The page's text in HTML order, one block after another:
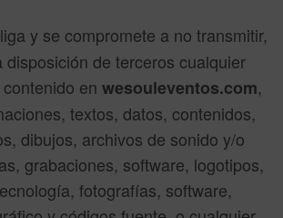
y se compromete a no transmitir,
disposición de terceros cualquier
contenido enwesouleventos.com,
textos, datos, contenidos,
dibujos, archivos de sonido y/o
grabaciones, software, logotipos,
fotografías, software,